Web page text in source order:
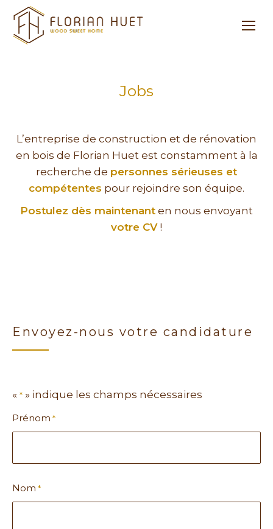
Jobs
L’entreprise de construction et de rénovation
en bois de Florian Huet est constamment à la
recherche de personnes sérieuses et
compétentes pour rejoindre son équipe.
Postulez dès maintenant en nous envoyant
votre CV!
Envoyez-nous votre candidature
« * » indique les champs nécessaires
Prénom *
Nom *